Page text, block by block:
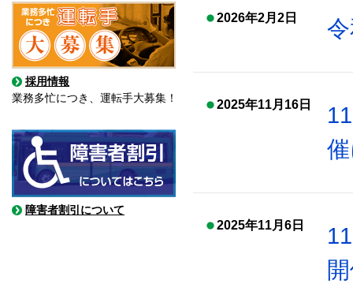
採用情報
業務多忙につき、運転手大募集！
障害者割引について
2026年2月2日
2025年11月16日
2025年11月6日